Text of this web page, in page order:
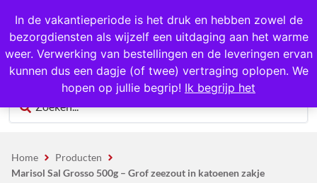
In de vakantieperiode is het druk en hebben zowel de
bezorgdiensten als wijzelf een uitdaging aan het warme
weer. Verwerking van bestellingen en de leveringen ervan
kunnen dus een dagje (of twee) vertraging oplopen. We
hopen op jullie begrip! Ik begrijp het
1000+ producten op voorraad
0
Home
Producten
Marisol Sal Grosso 500g – Grof zeezout in katoenen zakje